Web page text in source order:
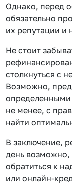
Однако, перед
обязательно
их репутации и
Не стоит
столкнуться с
Возможно,
не менее, с
найти
В заключение,
день возможно,
обратиться к
или онлайн-